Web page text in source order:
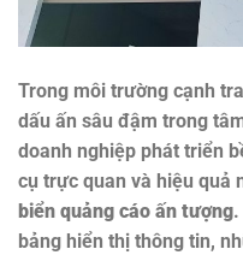
Trong môi trường cạnh
dấu ấn sâu đậm trong
doanh nghiệp phát triển
cụ trực quan và hiệu quả
biển quảng cáo ấn tượng
bảng hiển thị thông tin,